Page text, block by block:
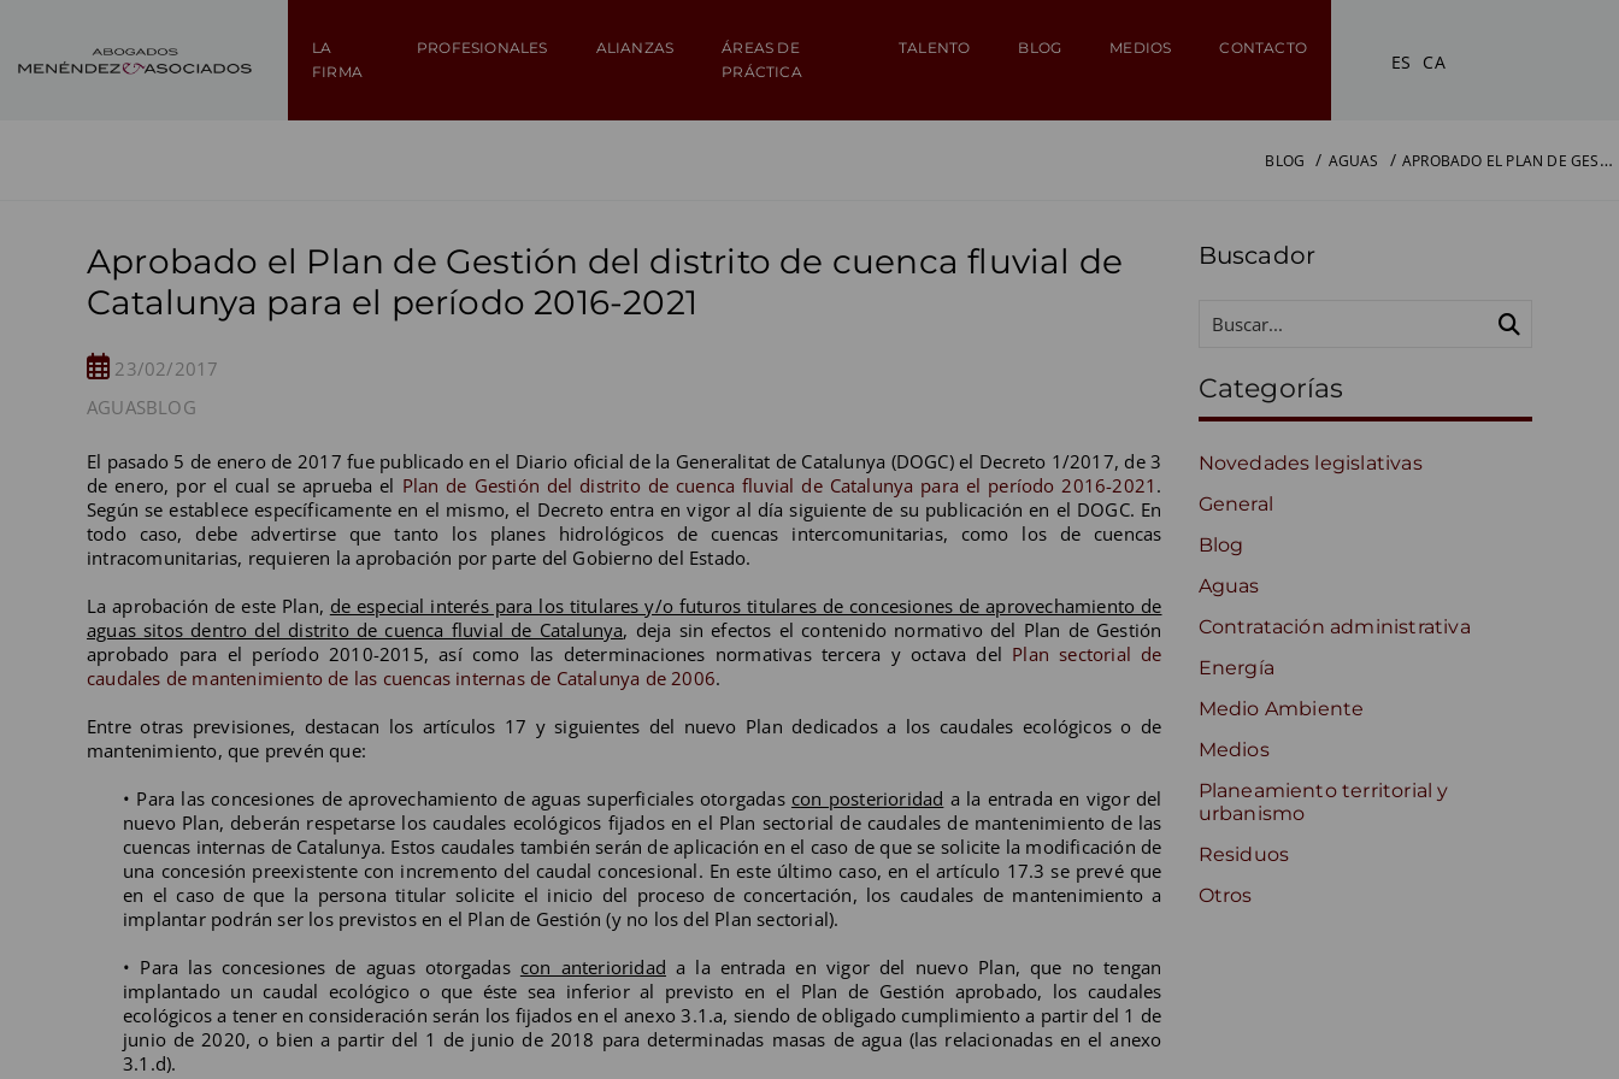
LA
FIRMA
PROFESIONALES ALIANZAS
ÁREAS DE
PRÁCTICA
TALENTO BLOG MEDIOS CONTACTO
ES CA
BLOG AGUAS APROBADO EL PLAN DE GESTIÓN DEL DISTRITO DE CUENCA FLUVIAL DE CATALUNYA PARA EL PERÍODO 2016-2021
Aprobado el Plan de Gestión del distrito de cuenca fluvial de
Catalunya para el período 2016-2021
23/02/2017
AGUASBLOG
El pasado 5 de enero de 2017 fue publicado en el Diario oficial de la Generalitat de Catalunya (DOGC) el Decreto 1/2017, de 3
de enero, por el cual se aprueba el Plan de Gestión del distrito de cuenca fluvial de Catalunya para el período 2016-2021 .
Según se establece específicamente en el mismo, el Decreto entra en vigor al día siguiente de su publicación en el DOGC. En
todo caso, debe advertirse que tanto los planes hidrológicos de cuencas intercomunitarias, como los de cuencas
intracomunitarias, requieren la aprobación por parte del Gobierno del Estado.
La aprobación de este Plan, de especial interés para los titulares y/o futuros titulares de concesiones de aprovechamiento de
aguas sitos dentro del distrito de cuenca fluvial de Catalunya, deja sin efectos el contenido normativo del Plan de Gestión
aprobado para el período 2010-2015, así como las determinaciones normativas tercera y octava del Plan sectorial de
caudales de mantenimiento de las cuencas internas de Catalunya de 2006.
Entre otras previsiones, destacan los artículos 17 y siguientes del nuevo Plan dedicados a los caudales ecológicos o de
mantenimiento, que prevén que:
• Para las concesiones de aprovechamiento de aguas superficiales otorgadas con posterioridad a la entrada en vigor del
nuevo Plan, deberán respetarse los caudales ecológicos fijados en el Plan sectorial de caudales de mantenimiento de las
cuencas internas de Catalunya. Estos caudales también serán de aplicación en el caso de que se solicite la modificación de
una concesión preexistente con incremento del caudal concesional. En este último caso, en el artículo 17.3 se prevé que
en el caso de que la persona titular solicite el inicio del proceso de concertación, los caudales de mantenimiento a
implantar podrán ser los previstos en el Plan de Gestión (y no los del Plan sectorial).
• Para las concesiones de aguas otorgadas con anterioridad a la entrada en vigor del nuevo Plan, que no tengan
implantado un caudal ecológico o que éste sea inferior al previsto en el Plan de Gestión aprobado, los caudales
ecológicos a tener en consideración serán los fijados en el anexo 3.1.a, siendo de obligado cumplimiento a partir del 1 de
junio de 2020, o bien a partir del 1 de junio de 2018 para determinadas masas de agua (las relacionadas en el anexo
3.1.d).
Buscador
Categorías
Novedades legislativas
General
Blog
Aguas
Contratación administrativa
Energía
Medio Ambiente
Medios
Planeamiento territorial y
urbanismo
Residuos
Otros